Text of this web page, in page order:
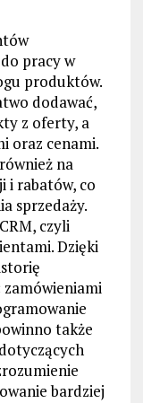
pracy w
produktów.
dodawać,
z oferty, a
oraz cenami.
na
i rabatów, co
sprzedaży.
czyli
Dzięki
także
bardziej